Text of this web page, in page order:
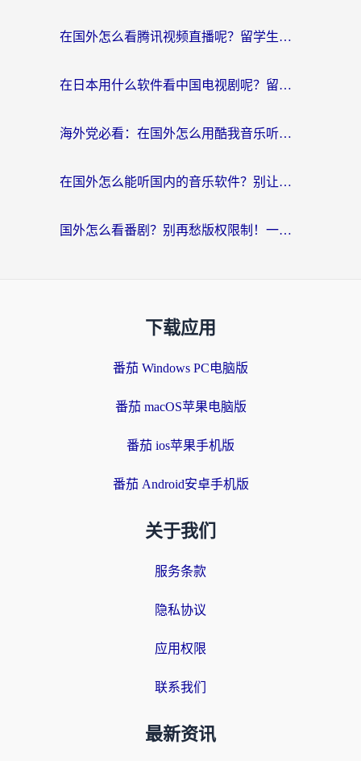
在国外怎么看腾讯视频直播呢？留学生亲测有效的回国加速指南
在日本用什么软件看中国电视剧呢？留学生亲测有效的回国加速方案
海外党必看：在国外怎么用酷我音乐听音乐？告别“地区不支持”的实用指南
在国外怎么能听国内的音乐软件？别让版权限制断了你的“中文歌单”
国外怎么看番剧？别再愁版权限制！一个工具解决所有回国追剧难题
下载应用
番茄 Windows PC电脑版
番茄 macOS苹果电脑版
番茄 ios苹果手机版
番茄 Android安卓手机版
关于我们
服务条款
隐私协议
应用权限
联系我们
最新资讯